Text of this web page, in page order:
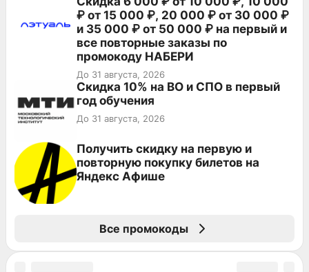
₽ от 15 000 ₽, 20 000 ₽ от 30 000 ₽
и 35 000 ₽ от 50 000 ₽ на первый и
все повторные заказы по
промокоду НАБЕРИ
До 31 августа, 2026
Скидка 10% на ВО и СПО в первый
год обучения
До 31 августа, 2026
Получить скидку на первую и
повторную покупку билетов на
Яндекс Афише
Все промокоды